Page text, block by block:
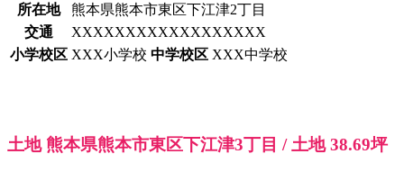
所在地
熊本県熊本市東区下江津2丁目
交通
XXXXXXXXXXXXXXXXXX
小学校区 XXX小学校 中学校区 XXX中学校
土地 熊本県熊本市東区下江津3丁目 / 土地 38.69坪